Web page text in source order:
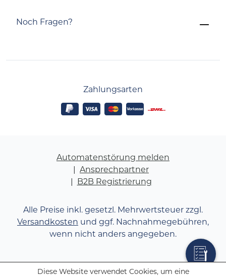
Noch Fragen?
Zahlungsarten
Automatenstörung melden
Ansprechpartner
B2B Registrierung
Alle Preise inkl. gesetzl. Mehrwertsteuer zzgl.
Versandkosten und ggf. Nachnahmegebühren,
wenn nicht anders angegeben.
Diese Website verwendet Cookies, um eine